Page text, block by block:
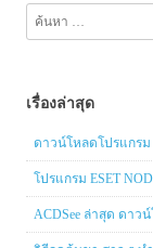
ค้นหา
เรื่องล่าสุด
ดาวน์โหลดโปรแกรม
โปรแกรม ESET
ACDSee ล่าสุด ดาว